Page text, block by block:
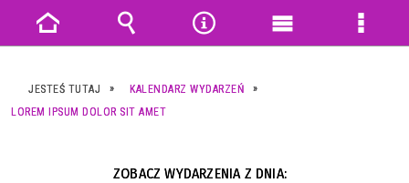
JESTEŚ TUTAJ
KALENDARZ WYDARZEŃ
LOREM IPSUM DOLOR SIT AMET
ZOBACZ WYDARZENIA Z DNIA:
Strona
główna
Wyszukiwarka
NarzędziaMenu
Menu